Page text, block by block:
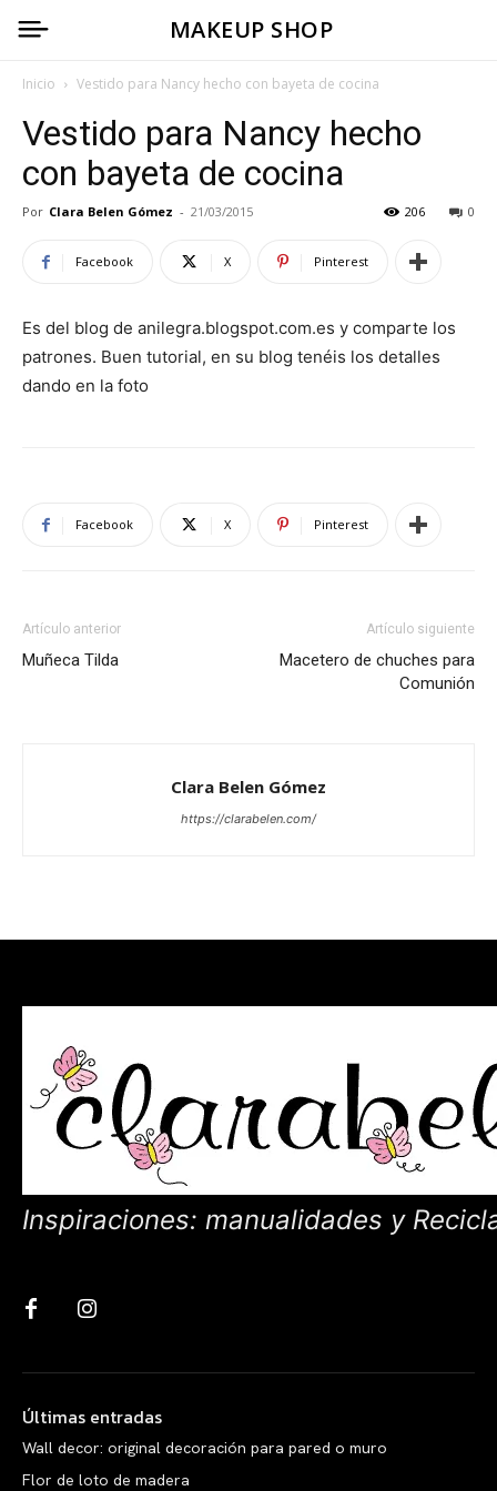
MAKEUP SHOP
Inicio Vestido para Nancy hecho con bayeta de cocina
Vestido para Nancy hecho
con bayeta de cocina
Por Clara Belen Gómez - 21/03/2015 0
206
Facebook X Pinterest
Es del blog de anilegra.blogspot.com.es y comparte los
patrones. Buen tutorial, en su blog tenéis los detalles
dando en la foto
Facebook X Pinterest
Artículo anterior
Muñeca Tilda
Artículo siguiente
Macetero de chuches para
Comunión
Clara Belen Gómez
https://clarabelen.com/
Inspiraciones: manualidades y
Últimas entradas
Wall decor: original decoración para pared o muro
Flor de loto de madera